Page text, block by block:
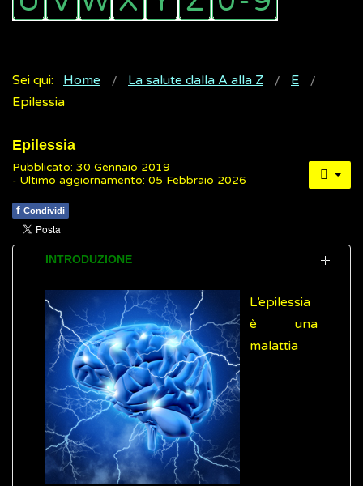
Sei qui: Home La salute dalla A alla Z
E
Epilessia
Epilessia
Pubblicato: 30 Gennaio 2019
- Ultimo aggiornamento: 05 Febbraio 2026
f Condividi
INTRODUZIONE
L’epilessia
è una
malattia